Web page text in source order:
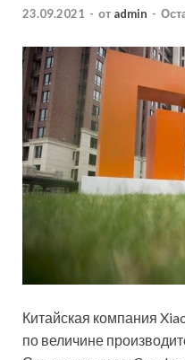
23.09.2021 - от admin -
Китайская компания
по величине